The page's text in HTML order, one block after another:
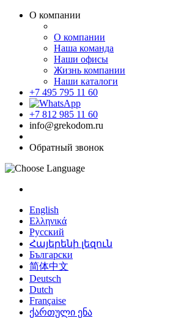
О компании
О компании
Наша команда
Наши офисы
Жизнь компании
Наши каталоги
+7 495 795 11 60
+7 812 985 11 60
info@grekodom.ru
Обратный звонок
English
Ελληνικά
Русский
Հայերենի լեզուն
Български
简体中文
Deutsch
Dutch
Française
ქართული ენა